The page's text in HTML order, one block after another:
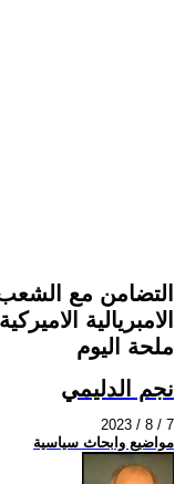
الامبريالية
ملحة اليوم
نجم الدليمي
2023 / 8 / 7
مواضيع وابحاث سياسية